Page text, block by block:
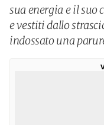
sua energia e il suo
e vestiti dallo
indossato una